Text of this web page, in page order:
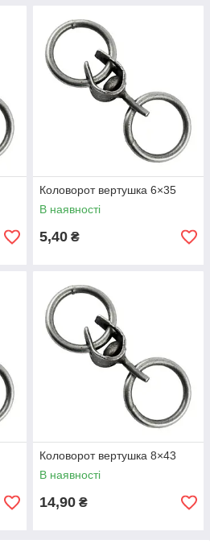
Коловорот вертушка 6×35
В наявності
5,40 ₴
Коловорот вертушка 8×43
В наявності
14,90 ₴